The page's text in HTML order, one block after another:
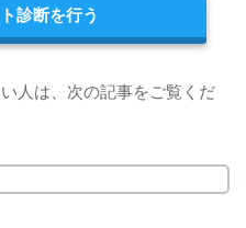
診断を行う
人は、次の記事をご覧くだ